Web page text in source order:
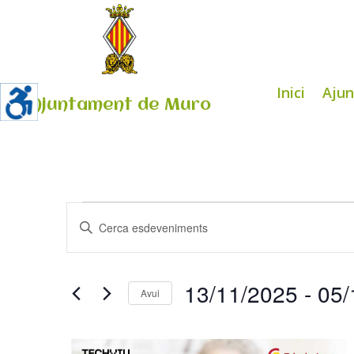
Ajuntament de Muro
Inici
Esdeveniments
Navegació
visual
i
d'Esdeveniments
Introduïu
clau.
per
Avui 13/11/2025 -
date.
List